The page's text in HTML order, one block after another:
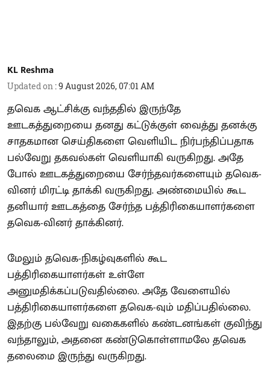
KL Reshma
Updated on :9 August 2026, 07:01 AM
தவெக ஆட்சிக்கு வந்ததில் இருந்தே
ஊடகத்துறையை தனது கட்டுக்குள் வைத்து தனக்கு
சாதகமான செய்திகளை வெளியிட நிர்பந்திப்பதாக
பல்வேறு தகவல்கள் வெளியாகி வருகிறது. அதே
போல் ஊடகத்துறையை சேர்ந்தவர்களையும் தவெக-
வினர் மிரட்டி தாக்கி வருகிறது. அண்மையில் கூட
தனியார் ஊடகத்தை சேர்ந்த பத்திரிகையாளர்களை
தவெக-வினர் தாக்கினர்.
மேலும் தவெக-நிகழ்வுகளில் கூட
பத்திரிகையாளர்கள் உள்ளே
அனுமதிக்கப்படுவதில்லை. அதே வேளையில்
பத்திரிகையாளர்களை தவெக-வும் மதிப்பதில்லை.
இதற்கு பல்வேறு வகைகளில் கண்டனங்கள் குவிந்து
வந்தாலும், அதனை கண்டுகொள்ளாமலே தவெக
தலைமை இருந்து வருகிறது.